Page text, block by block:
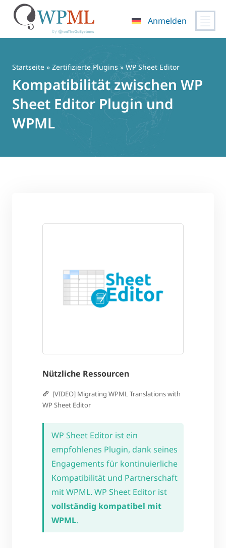
springen
Anmelden
Startseite » Zertifizierte Plugins » WP Sheet Editor
Kompatibilität zwischen WP
Sheet Editor Plugin und
WPML
Nützliche Ressourcen
[VIDEO] Migrating WPML Translations with
WP Sheet Editor
WP Sheet Editor ist ein
empfohlenes Plugin, dank seines
Engagements für kontinuierliche
Kompatibilität und Partnerschaft
mit WPML. WP Sheet Editor ist
vollständig kompatibel mit
WPML.